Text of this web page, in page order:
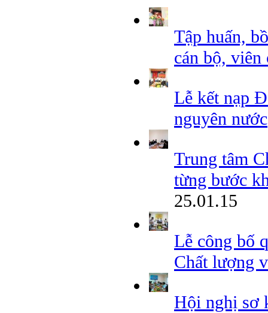
Tập huấn,
cán bộ,
Lễ kết nạp
nguyên nước
Trung tâm
từng bước
25.01.15
Lễ công bố
Chất lượng
Hội nghị sơ